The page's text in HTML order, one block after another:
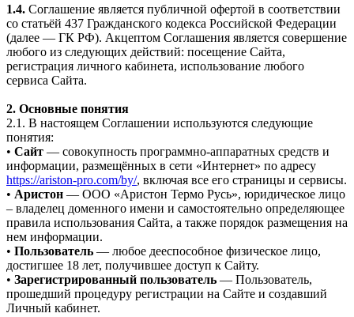
1.4. Соглашение является публичной офертой в соответствии
со статьёй 437 Гражданского кодекса Российской Федерации
(далее — ГК РФ). Акцептом Соглашения является совершение
любого из следующих действий: посещение Сайта,
регистрация личного кабинета, использование любого
сервиса Сайта.
2. Основные понятия
2.1. В настоящем Соглашении используются следующие
понятия:
• Сайт — совокупность программно-аппаратных средств и
информации, размещённых в сети «Интернет» по адресу
https://ariston-pro.com/by/, включая все его страницы и сервисы.
• Аристон — ООО «Аристон Термо Русь», юридическое лицо
– владелец доменного имени и самостоятельно определяющее
правила использования Сайта, а также порядок размещения на
нем информации.
• Пользователь — любое дееспособное физическое лицо,
достигшее 18 лет, получившее доступ к Сайту.
• Зарегистрированный пользователь — Пользователь,
прошедший процедуру регистрации на Сайте и создавший
Личный кабинет.